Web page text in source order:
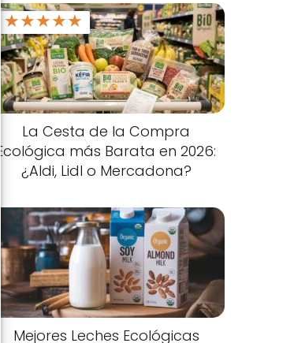
★★★★★
La Cesta de la Compra
Ecológica más Barata en 2026:
¿Aldi, Lidl o Mercadona?
Mejores Leches Ecológicas